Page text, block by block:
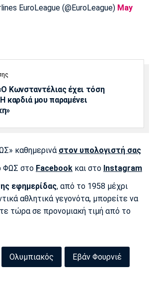
Πόρτο Μπενφίκα
EuroLeague (@EuroLeague) May
Κωνσταντέλιας έχει τόση
καρδιά μου παραμένει
καθημερινά στον υπολογιστή σας
ΦΩΣ στο Facebook και στο Instagram
εφημερίδας, από το 1958 μέχρι
αθλητικά γεγονότα, μπορείτε να
τώρα σε προνομιακή τιμή από το
Ολυμπιακός Εβάν Φουρνιέ